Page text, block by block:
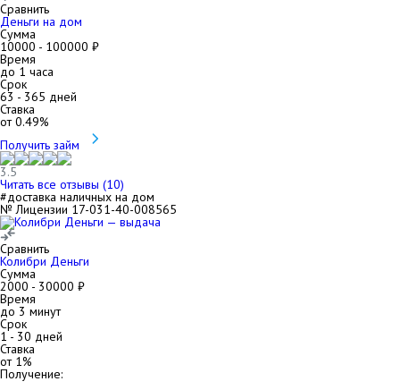
Сравнить
Деньги на дом
Сумма
10000 - 100000 ₽
Время
до 1 часа
Срок
63 - 365 дней
Ставка
от0.49%
Получить займ
3.5
Читать все отзывы (10)
#доставка наличных на дом
№ Лицензии 17-031-40-008565
Сравнить
Колибри Деньги
Сумма
2000 - 30000 ₽
Время
до 3 минут
Срок
1- 30 дней
Ставка
от 1%
Получение: